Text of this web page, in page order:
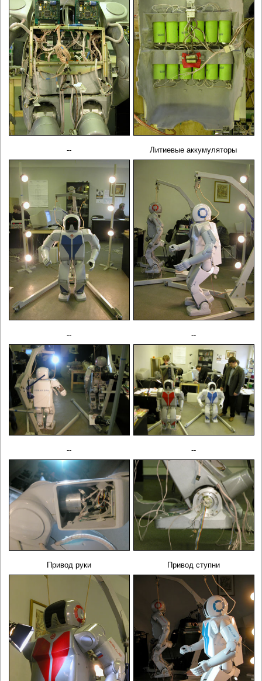
-- Литиевые аккумуляторы
-- --
-- --
Привод руки Привод ступни